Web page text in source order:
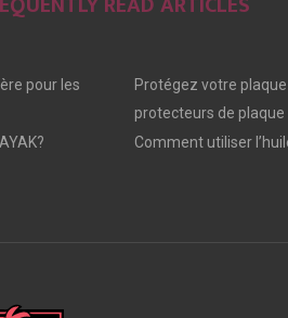
pour les
Protégez votre
protecteurs de plaque
Comment utiliser